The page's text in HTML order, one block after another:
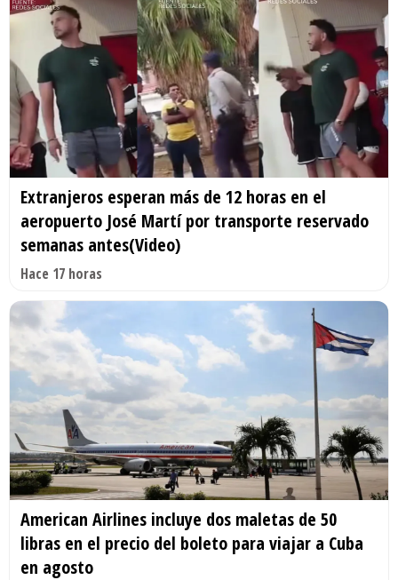
Extranjeros esperan más de 12 horas en el
aeropuerto José Martí por transporte reservado
semanas antes(Video)
Hace 17 horas
American Airlines incluye dos maletas de 50
libras en el precio del boleto para viajar a Cuba
en agosto